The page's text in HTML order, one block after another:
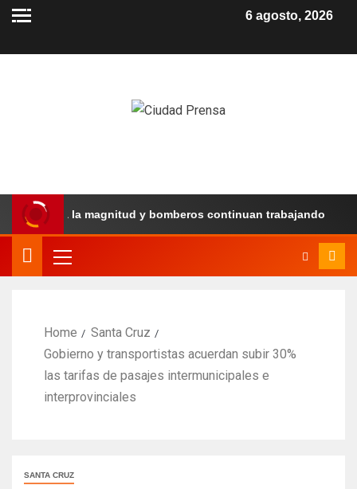
6 agosto, 2026
la magnitud y bomberos continuan trabajando
Home
Santa Cruz
Gobierno y transportistas acuerdan subir 30%
las tarifas de pasajes intermunicipales e
interprovinciales
SANTA CRUZ